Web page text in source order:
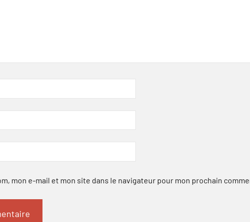
mon e-mail et mon site dans le navigateur pour mon prochain